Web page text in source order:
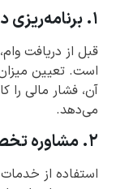
۱. برنامه‌ریزی دقیق بودجه و سرمایه
قبل از دریافت
است. تعیین میزان
آن، فشار مالی را
می‌دهد.
۲. مشاوره تخصصی و کلینیک کسب‌وکار
استفاده از